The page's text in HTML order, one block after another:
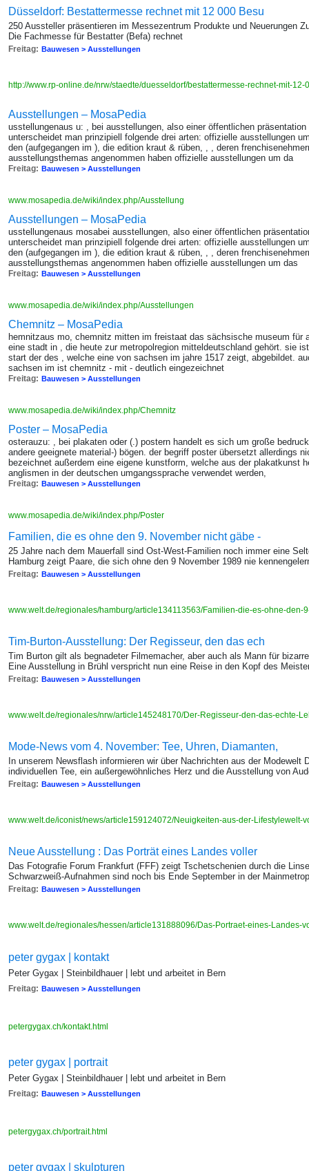
Düsseldorf: Bestattermesse rechnet mit 12 000 Besu
250 Aussteller präsentieren im Messezentrum Produkte und Neuerungen
Die Fachmesse für Bestatter (Befa) rechnet
Freitag: Bauwesen > Ausstellungen
http://www.rp-online.de/nrw/staedte/duesseldorf/bestattermesse-rechnet-mit-
Ausstellungen – MosaPedia
usstellungenaus u: , bei ausstellungen, also einer öffentlichen
unterscheidet man prinzipiell folgende drei arten: offizielle ausstellungen
den (aufgegangen im ), die edition kraut & rüben, , , deren
ausstellungsthemas angenommen haben offizielle ausstellungen um da
Freitag: Bauwesen > Ausstellungen
www.mosapedia.de/wiki/index.php/Ausstellung
Ausstellungen – MosaPedia
usstellungenaus mosabei ausstellungen, also einer öffentlichen
unterscheidet man prinzipiell folgende drei arten: offizielle ausstellungen
den (aufgegangen im ), die edition kraut & rüben, , , deren
ausstellungsthemas angenommen haben offizielle ausstellungen um das
Freitag: Bauwesen > Ausstellungen
www.mosapedia.de/wiki/index.php/Ausstellungen
Chemnitz – MosaPedia
hemnitzaus mo, chemnitz mitten im freistaat das sächsische museum für
eine stadt in , die heute zur metropolregion mitteldeutschland gehört. sie
start der des , welche eine von sachsen im jahre 1517 zeigt, abgebildet.
sachsen im ist chemnitz - mit - deutlich eingezeichnet
Freitag: Bauwesen > Ausstellungen
www.mosapedia.de/wiki/index.php/Chemnitz
Poster – MosaPedia
osterauzu: , bei plakaten oder (.) postern handelt es sich um große
andere geeignete material-) bögen. der begriff poster übersetzt allerdings
bezeichnet außerdem eine eigene kunstform, welche aus der plakatkunst
anglismen in der deutschen umgangssprache verwendet werden,
Freitag: Bauwesen > Ausstellungen
www.mosapedia.de/wiki/index.php/Poster
Familien, die es ohne den 9. November nicht gäbe -
25 Jahre nach dem Mauerfall sind Ost-West-Familien noch immer eine
Hamburg zeigt Paare, die sich ohne den 9 November 1989 nie
Freitag: Bauwesen > Ausstellungen
www.welt.de/regionales/hamburg/article134113563/Familien-die-es-ohne-den-
Tim-Burton-Ausstellung: Der Regisseur, den das ech
Tim Burton gilt als begnadeter Filmemacher, aber auch als Mann für
Eine Ausstellung in Brühl verspricht nun eine Reise in den Kopf des
Freitag: Bauwesen > Ausstellungen
www.welt.de/regionales/nrw/article145248170/Der-Regisseur-den-das-echte-
Mode-News vom 4. November: Tee, Uhren, Diamanten,
In unserem Newsflash informieren wir über Nachrichten aus der Modewelt
individuellen Tee, ein außergewöhnliches Herz und die Ausstellung von
Freitag: Bauwesen > Ausstellungen
www.welt.de/iconist/news/article159124072/Neuigkeiten-aus-der-Lifestylewelt-
Neue Ausstellung : Das Porträt eines Landes voller
Das Fotografie Forum Frankfurt (FFF) zeigt Tschetschenien durch die
Schwarzweiß-Aufnahmen sind noch bis Ende September in der
Freitag: Bauwesen > Ausstellungen
www.welt.de/regionales/hessen/article131888096/Das-Portraet-eines-Landes-
peter gygax | kontakt
Peter Gygax | Steinbildhauer | lebt und arbeitet in Bern
Freitag: Bauwesen > Ausstellungen
petergygax.ch/kontakt.html
peter gygax | portrait
Peter Gygax | Steinbildhauer | lebt und arbeitet in Bern
Freitag: Bauwesen > Ausstellungen
petergygax.ch/portrait.html
peter gygax | skulpturen